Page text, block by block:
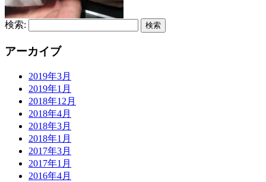
検索:
アーカイブ
2019年3月
2019年1月
2018年12月
2018年4月
2018年3月
2018年1月
2017年3月
2017年1月
2016年4月